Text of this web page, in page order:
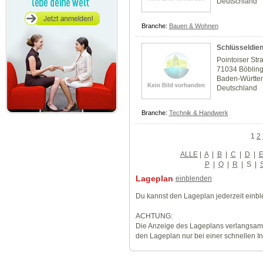
Branche: Bauen & Wohnen
Pointoiser
71034
Baden-
Deutschland
Branche: Technik & Handwerk
1 2
ALLE| A | B | C | D | E
P | Q | R | S|
Lageplan einblenden
Du kannst den Lageplan jederzeit
ACHTUNG:
Die Anzeige des Lageplans
den Lageplan nur bei einer schnellen